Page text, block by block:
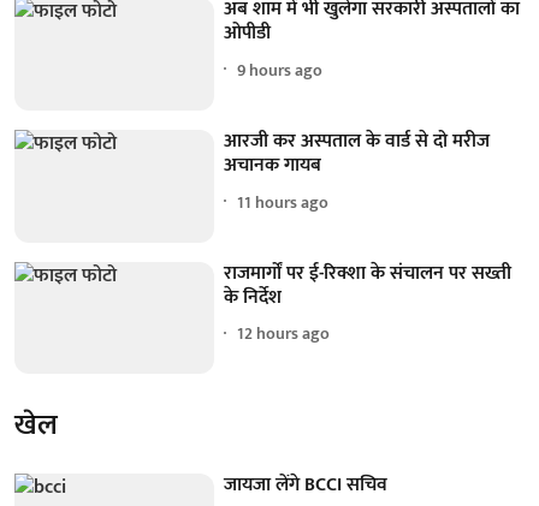
अब शाम में भी खुलेगा सरकारी अस्पतालों का
ओपीडी
9 hours ago
आरजी कर अस्पताल के वार्ड से दो मरीज
अचानक गायब
11 hours ago
राजमार्गों पर ई-रिक्शा के संचालन पर सख्ती
के निर्देश
12 hours ago
खेल
जायजा लेंगे BCCI सचिव